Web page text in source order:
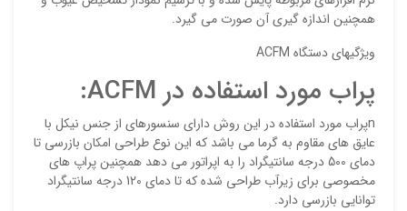
همچنین اندازه گیری آن صورت می گیرد.
ویژگیهای دستگاه ACFM
پراب مورد استفاده در ACFM:
nپراب مورد استفاده در این روش دارای سنسورهای از جنس نیکل با
عایق های مقاوم به گرما می باشد که این نوع طراحی امکان بازرسی تا
دمای 500 درجه سانتیگراد را به اپراتور می دهد همچنین پراپ های
مخصوصی برای زیرآب طراحی شده که تا دمای 120 درجه سانتیگراد
توانایی بازرسی دارد.